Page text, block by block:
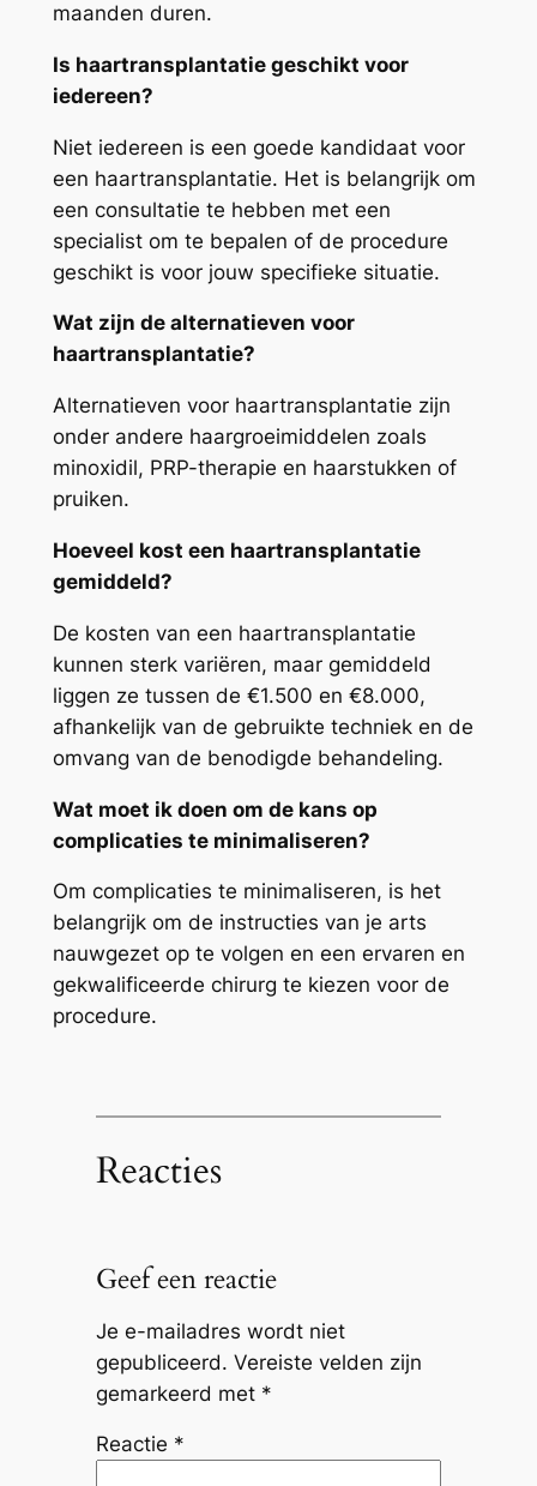
maanden duren.
Is haartransplantatie geschikt voor
iedereen?
Niet iedereen is een goede kandidaat voor
een haartransplantatie. Het is belangrijk om
een consultatie te hebben met een
specialist om te bepalen of de procedure
geschikt is voor jouw specifieke situatie.
Wat zijn de alternatieven voor
haartransplantatie?
Alternatieven voor haartransplantatie zijn
onder andere haargroeimiddelen zoals
minoxidil, PRP-therapie en haarstukken of
pruiken.
Hoeveel kost een haartransplantatie
gemiddeld?
De kosten van een haartransplantatie
kunnen sterk variëren, maar gemiddeld
liggen ze tussen de €1.500 en €8.000,
afhankelijk van de gebruikte techniek en de
omvang van de benodigde behandeling.
Wat moet ik doen om de kans op
complicaties te minimaliseren?
Om complicaties te minimaliseren, is het
belangrijk om de instructies van je arts
nauwgezet op te volgen en een ervaren en
gekwalificeerde chirurg te kiezen voor de
procedure.
Reacties
Geef een reactie
Je e-mailadres wordt niet
gepubliceerd. Vereiste velden zijn
gemarkeerd met *
Reactie *